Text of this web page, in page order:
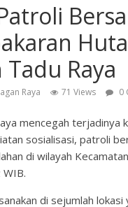
Raya
Raya 71 Views 0
mencegah
sosialisasi, patroli
di wilayah
di sejumlah